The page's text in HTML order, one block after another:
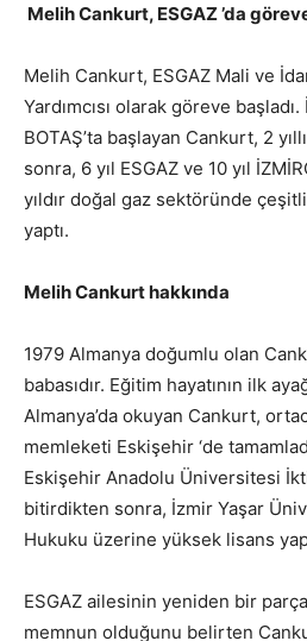
Melih Cankurt, ESGAZ ’da
Melih Cankurt, ESGAZ Mali ve
Yardımcısı olarak göreve
BOTAŞ’ta başlayan Cankurt, 2
sonra, 6 yıl ESGAZ ve 10 yıl
yıldır doğal gaz sektöründe
yaptı.
Melih Cankurt hakkında
1979 Almanya doğumlu olan
babasıdır. Eğitim hayatının ilk
Almanya’da okuyan Cankurt,
memleketi Eskişehir ‘de
Eskişehir Anadolu Üniversitesi
bitirdikten sonra, İzmir Yaşar
Hukuku üzerine yüksek lisans
ESGAZ ailesinin yeniden bir
memnun olduğunu belirten